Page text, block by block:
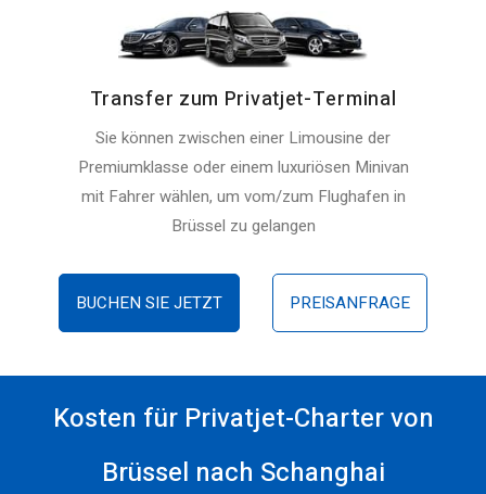
Transfer zum Privatjet-Terminal
Sie können zwischen einer Limousine der
Premiumklasse oder einem luxuriösen Minivan
mit Fahrer wählen, um vom/zum Flughafen in
Brüssel zu gelangen
BUCHEN SIE JETZT PREISANFRAGE
Kosten für Privatjet-Charter von
Brüssel nach Schanghai